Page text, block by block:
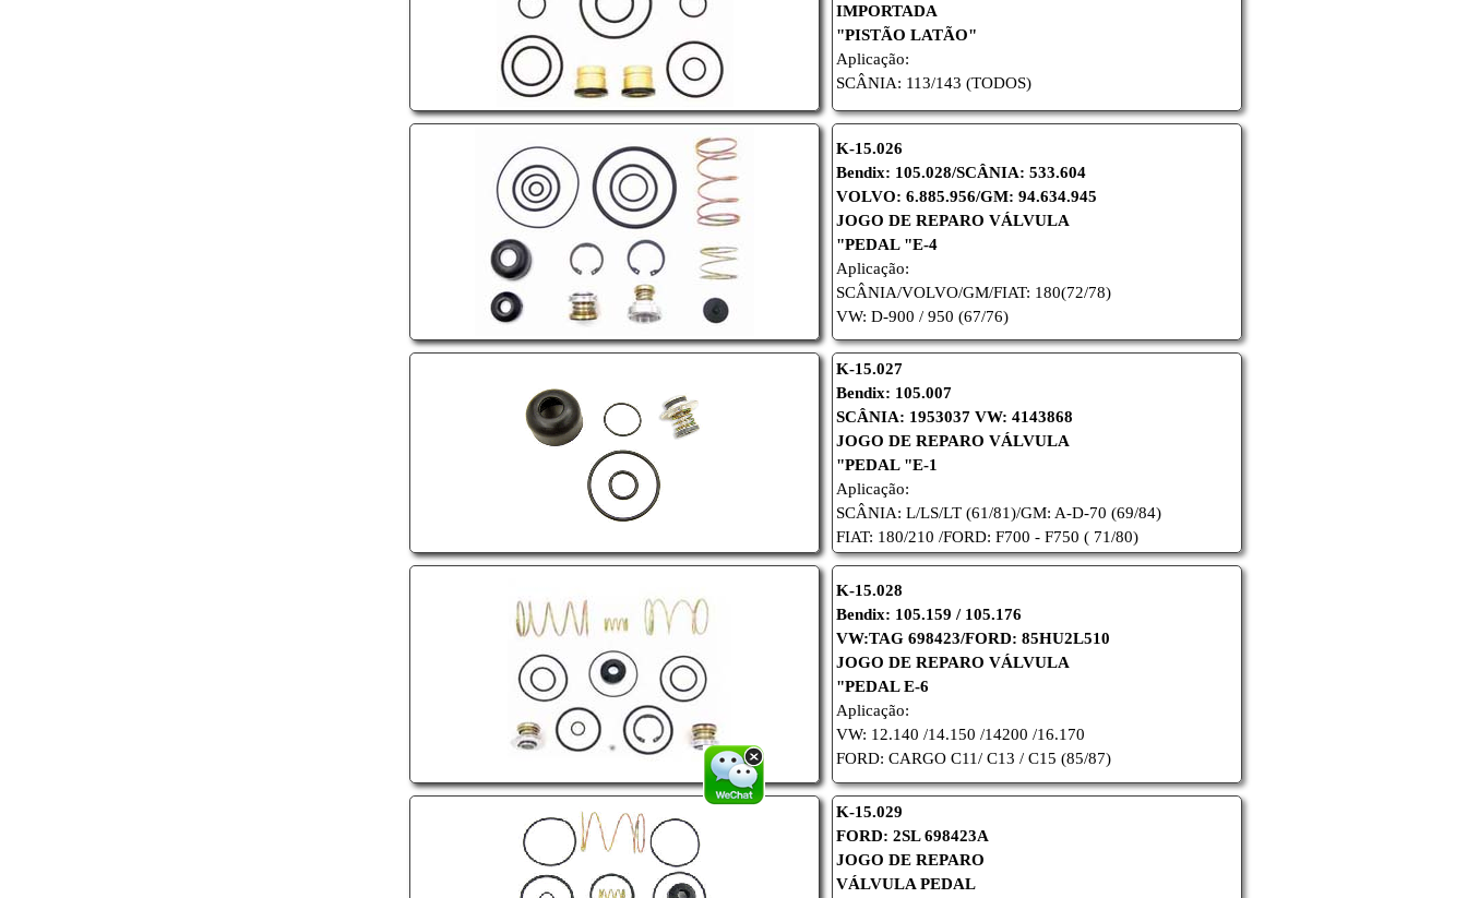
IMPORTADA
"PISTÃO LATÃO"
Aplicação:
SCÂNIA: 113/143 (TODOS)
K-15.026
Bendix: 105.028/SCÂNIA: 533.604
VOLVO: 6.885.956/GM: 94.634.945
JOGO DE REPARO VÁLVULA
"PEDAL "E-4
Aplicação:
SCÂNIA/VOLVO/GM/FIAT: 180(72/78)
VW: D-900 / 950 (67/76)
K-15.027
Bendix: 105.007
SCÂNIA: 1953037 VW: 4143868
JOGO DE REPARO VÁLVULA
"PEDAL "E-1
Aplicação:
SCÂNIA: L/LS/LT (61/81)/GM: A-D-70 (69/84)
FIAT: 180/210 /FORD: F700 - F750 ( 71/80)
K-15.028
Bendix: 105.159 / 105.176
VW:TAG 698423/FORD: 85HU2L510
JOGO DE REPARO VÁLVULA
"PEDAL E-6
Aplicação:
VW: 12.140 /14.150 /14200 /16.170
FORD: CARGO C11/ C13 / C15 (85/87)
K-15.029
FORD: 2SL 698423A
JOGO DE REPARO
VÁLVULA PEDAL